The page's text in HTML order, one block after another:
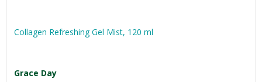
Collagen Refreshing Gel Mist, 120 ml
Grace Day